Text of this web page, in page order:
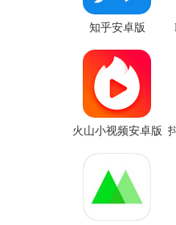
知乎安卓版
火山小视频安卓版